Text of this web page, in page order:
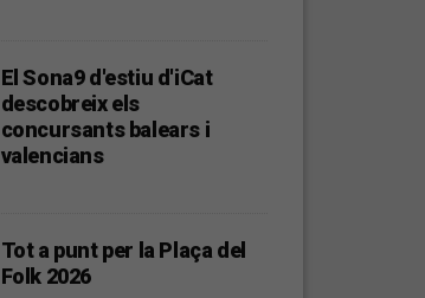
El Sona9 d'estiu d'iCat
descobreix els
concursants balears i
valencians
Tot a punt per la Plaça del
Folk 2026